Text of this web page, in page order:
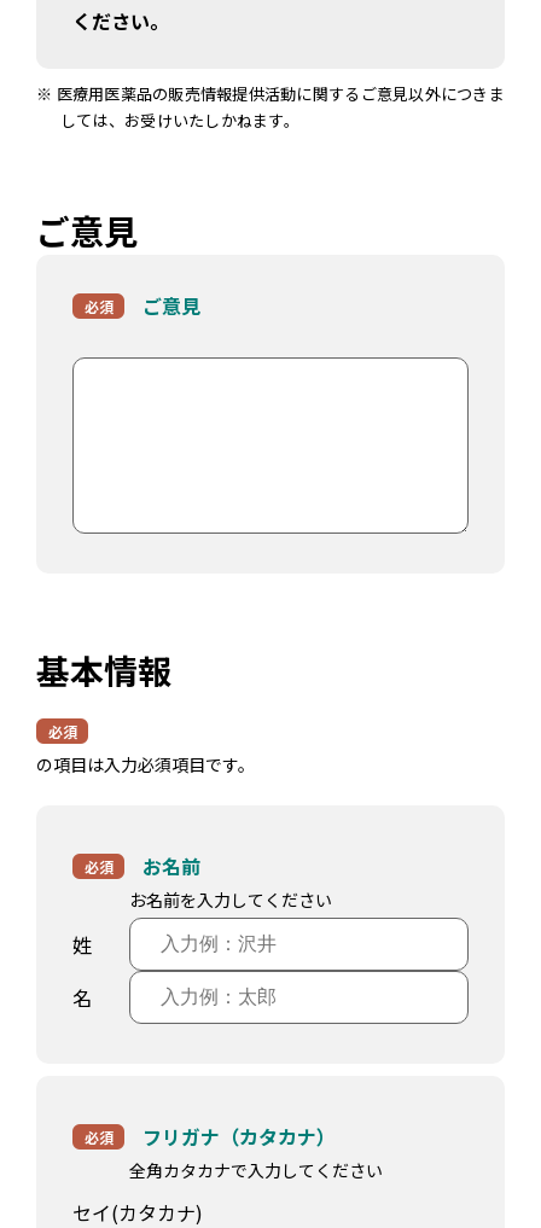
ください。
注釈:※ 医療用医薬品の販売情報提供活動に関するご意見以外につきま
しては、お受けいたしかねます。
ご意見
ご意見
必須
基本情報
必須
の項目は入力必須項目です。
お名前
必須
お名前を入力してください
姓
名
フリガナ（カタカナ）
必須
全角カタカナで入力してください
セイ(カタカナ)